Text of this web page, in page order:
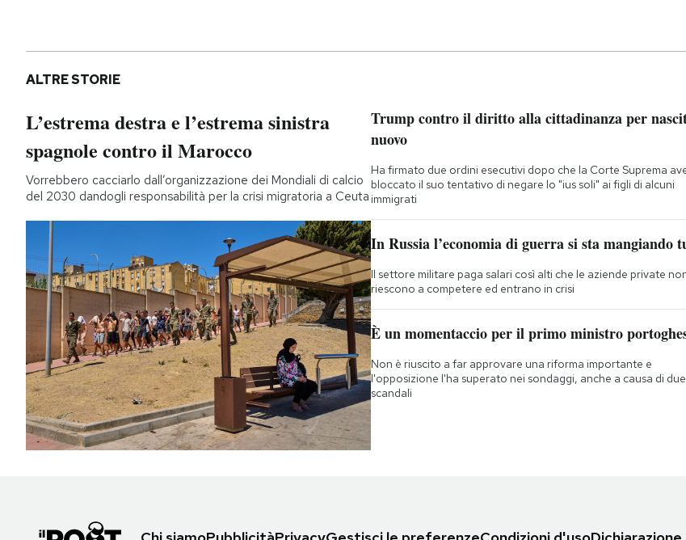
ALTRE STORIE
L’estrema destra e l’estrema sinistra
spagnole contro il Marocco
Vorrebbero cacciarlo dall’organizzazione dei Mondiali di calcio
del 2030 dandogli responsabilità per la crisi migratoria a Ceuta
Trump contro il diritto alla cittadinanza per
nuovo
Ha firmato due ordini esecutivi dopo che la Corte Suprema
bloccato il suo tentativo di negare lo "ius soli" ai figli di alcuni
immigrati
In Russia l’economia di guerra si sta mangiando
Il settore militare paga salari così alti che le aziende private
riescono a competere ed entrano in crisi
È un momentaccio per il primo ministro
Non è riuscito a far approvare una riforma importante e
l'opposizione l'ha superato nei sondaggi, anche a causa di due
scandali